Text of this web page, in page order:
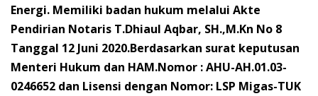
Energi. Memiliki badan hukum melalui Akte
Pendirian Notaris T.Dhiaul Aqbar, SH.,M.Kn No 8
Tanggal 12 Juni 2020.Berdasarkan surat keputusan
Menteri Hukum dan HAM.Nomor : AHU-AH.01.03-
0246652 dan Lisensi dengan Nomor: LSP Migas-TUK